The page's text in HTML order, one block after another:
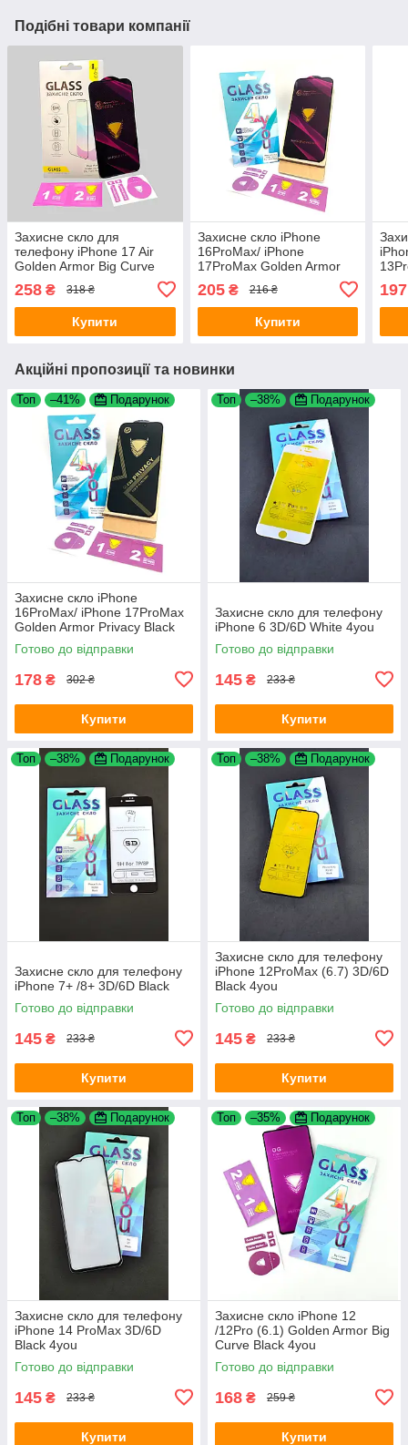
Подібні товари компанії
Захисне скло для
телефону iPhone 17 Air
Golden Armor Big Curve
олеофобне антистатичне
покриття Black 4you
258 ₴ 318 ₴
Купити
Захисне скло iPhone
16ProMax/ iPhone
17ProMax Golden Armor
205₴ 216 ₴
Купити
4you
197
Акційні пропозиції та новинки
Топ –41% Подарунок
Захисне скло iPhone
16ProMax/ iPhone 17ProMax
Golden Armor Privacy Black
4you
Готово до відправки
178 ₴ 302 ₴
Купити
Топ –38% Подарунок
Захисне скло для телефону
iPhone 6 3D/6D White 4you
Готово до відправки
145 ₴ 233 ₴
Купити
Топ –38% Подарунок
Захисне скло для телефону
iPhone 7+ /8+ 3D/6D Black
Готово до відправки
145 ₴ 233 ₴
Купити
Топ –38% Подарунок
Захисне скло для телефону
iPhone 12ProMax (6.7) 3D/6D
Black 4you
Готово до відправки
145 ₴ 233 ₴
Купити
Топ –38% Подарунок
Захисне скло для телефону
iPhone 14 ProMax 3D/6D
Black 4you
Готово до відправки
145 ₴ 233 ₴
Купити
Топ –35% Подарунок
Захисне скло iPhone 12
/12Pro (6.1) Golden Armor Big
Curve Black 4you
Готово до відправки
168 ₴ 259 ₴
Купити